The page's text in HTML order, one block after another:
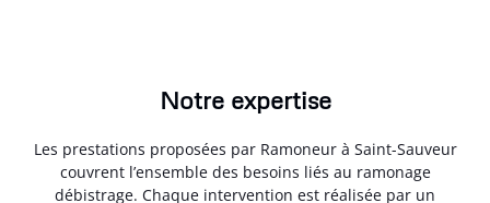
Notre expertise
Les prestations proposées par Ramoneur à Saint-Sauveur
couvrent l’ensemble des besoins liés au ramonage
débistrage. Chaque intervention est réalisée par un